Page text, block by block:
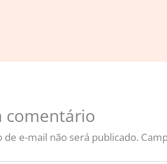
comentário
de e-mail não será publicado.